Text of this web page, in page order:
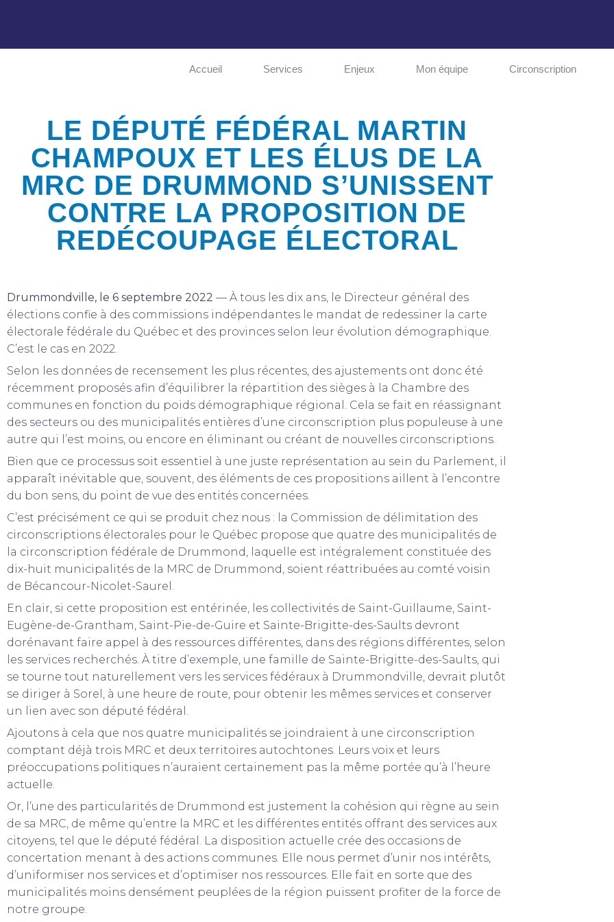
Accueil Services Enjeux Mon équipe Circonscription
LE DÉPUTÉ FÉDÉRAL MARTIN
CHAMPOUX ET LES ÉLUS DE LA
MRC DE DRUMMOND S’UNISSENT
CONTRE LA PROPOSITION DE
REDÉCOUPAGE ÉLECTORAL
Drummondville, le 6 septembre 2022 — À tous les dix ans, le Directeur général des
élections confie à des commissions indépendantes le mandat de redessiner la carte
électorale fédérale du Québec et des provinces selon leur évolution démographique.
C’est le cas en 2022.
Selon les données de recensement les plus récentes, des ajustements ont donc été
récemment proposés afin d’équilibrer la répartition des sièges à la Chambre des
communes en fonction du poids démographique régional. Cela se fait en réassignant
des secteurs ou des municipalités entières d’une circonscription plus populeuse à une
autre qui l’est moins, ou encore en éliminant ou créant de nouvelles circonscriptions.
Bien que ce processus soit essentiel à une juste représentation au sein du Parlement, il
apparaît inévitable que, souvent, des éléments de ces propositions aillent à l’encontre
du bon sens, du point de vue des entités concernées.
C’est précisément ce qui se produit chez nous : la Commission de délimitation des
circonscriptions électorales pour le Québec propose que quatre des municipalités de
la circonscription fédérale de Drummond, laquelle est intégralement constituée des
dix-huit municipalités de la MRC de Drummond, soient réattribuées au comté voisin
de Bécancour-Nicolet-Saurel.
En clair, si cette proposition est entérinée, les collectivités de Saint-Guillaume, Saint-
Eugène-de-Grantham, Saint-Pie-de-Guire et Sainte-Brigitte-des-Saults devront
dorénavant faire appel à des ressources différentes, dans des régions différentes, selon
les services recherchés. À titre d’exemple, une famille de Sainte-Brigitte-des-Saults, qui
se tourne tout naturellement vers les services fédéraux à Drummondville, devrait plutôt
se diriger à Sorel, à une heure de route, pour obtenir les mêmes services et conserver
un lien avec son député fédéral.
Ajoutons à cela que nos quatre municipalités se joindraient à une circonscription
comptant déjà trois MRC et deux territoires autochtones. Leurs voix et leurs
préoccupations politiques n’auraient certainement pas la même portée qu’à l’heure
actuelle.
Or, l’une des particularités de Drummond est justement la cohésion qui règne au sein
de sa MRC, de même qu’entre la MRC et les différentes entités offrant des services aux
citoyens, tel que le député fédéral. La disposition actuelle crée des occasions de
concertation menant à des actions communes. Elle nous permet d’unir nos intérêts,
d’uniformiser nos services et d’optimiser nos ressources. Elle fait en sorte que des
municipalités moins densément peuplées de la région puissent profiter de la force de
notre groupe.